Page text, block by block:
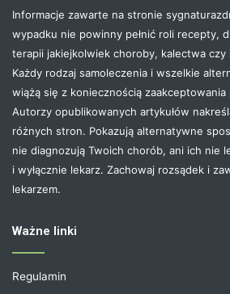
Informacje zawarte na stronie
wypadku nie powinny pełnić roli recepty,
terapii jakiejkolwiek choroby, kalectwa
Każdy rodzaj samoleczenia i wszelkie
wiążą się z koniecznością
Autorzy opublikowanych artykułów
różnych stron. Pokazują alternatywne
nie diagnozują Twoich chorób, ani ich nie
i wyłącznie lekarz. Zachowaj rozsądek i
lekarzem.
Ważne linki
Regulamin